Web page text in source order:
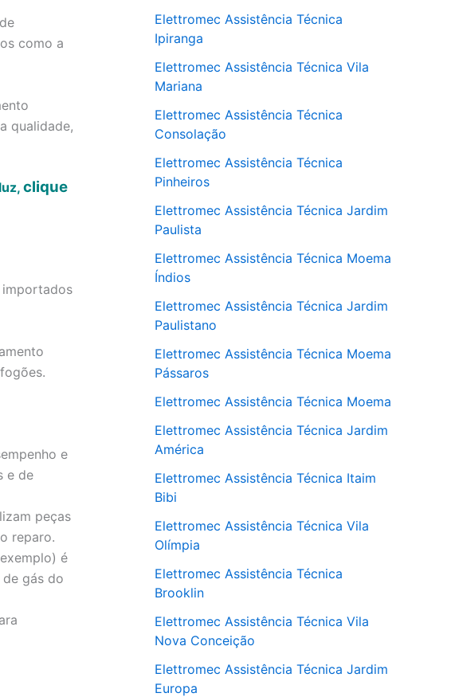
como a
qualidade,
clique
importados
e
e de
peças
reparo.
é
gás do
Elettromec Assistência Técnica
Ipiranga
Elettromec Assistência Técnica Vila
Mariana
Elettromec Assistência Técnica
Consolação
Elettromec Assistência Técnica
Pinheiros
Elettromec Assistência Técnica Jardim
Paulista
Elettromec Assistência Técnica Moema
Índios
Elettromec Assistência Técnica Jardim
Paulistano
Elettromec Assistência Técnica Moema
Pássaros
Elettromec Assistência Técnica Moema
Elettromec Assistência Técnica Jardim
América
Elettromec Assistência Técnica Itaim
Bibi
Elettromec Assistência Técnica Vila
Olímpia
Elettromec Assistência Técnica
Brooklin
Elettromec Assistência Técnica Vila
Nova Conceição
Elettromec Assistência Técnica Jardim
Europa